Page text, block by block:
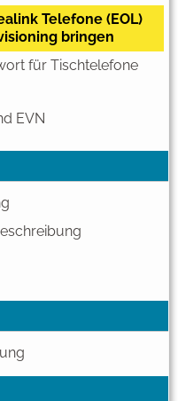
Telefone (EOL)
bringen
für Tischtelefone
EVN